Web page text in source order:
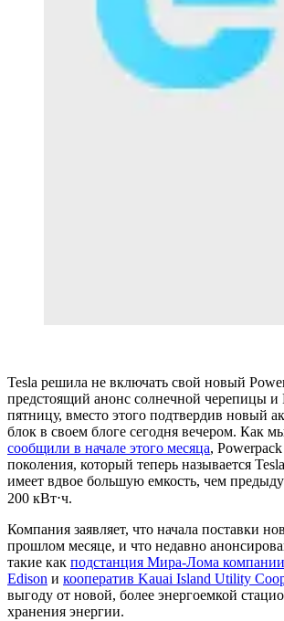
Tesla решила не включать свой новый
предстоящий анонс солнечной черепицы и
пятницу, вместо этого подтвердив новый
блок в своем блоге сегодня вечером. Как
сообщили в начале этого месяца,
поколения, который теперь называется
имеет вдвое большую емкость, чем
200 кВт⋅ч.
Компания заявляет, что начала поставки
прошлом месяце, и что недавно
такие как подстанция Мира-Лома
Edison и кооператив Kauai Island Utility
выгоду от новой, более энергоемкой
хранения энергии.